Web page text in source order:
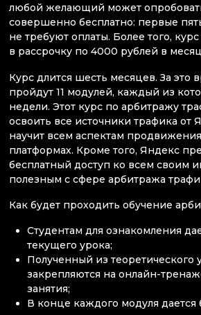
любой желающий может
совершенно бесплатно: первые
не требуют оплаты. Более того,
в рассрочку по 4000 рублей в
Курс длится шесть месяцев. За это
пройдут 11 модулей, каждый из
недели. Этот курс по арбитражу
освоить все источники трафика от
научит всем аспектам
платформах. Кроме того, Яндекс
бесплатный доступ ко всем своим
полезным с сфере арбитража
Как будет проходить обучение
Студентам для ознакомления
текущего урока;
Полученный из теоретического
закрепляются на онлайн-
занятия;
В конце каждого модуля дается